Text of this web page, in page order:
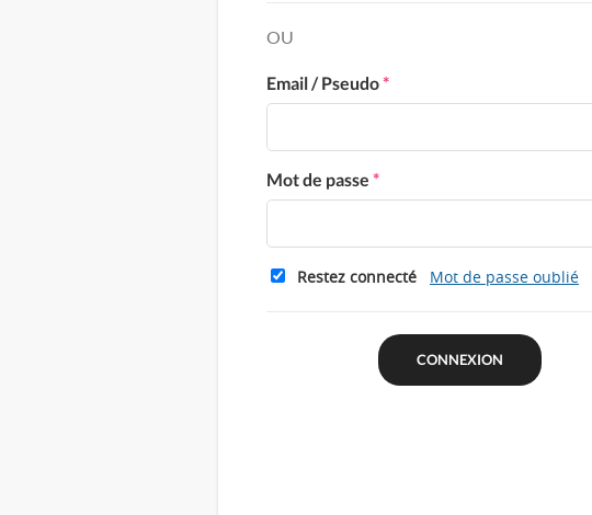
OU
Email / Pseudo*
Mot de passe *
Restez connecté Mot de passe oublié